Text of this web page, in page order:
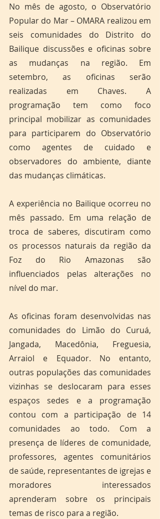
No mês de agosto, o Observatório
Popular do Mar – OMARA realizou em
seis comunidades do Distrito do
Bailique discussões e oficinas sobre
as mudanças na região. Em
setembro, as oficinas serão
realizadas em Chaves. A
programação tem como foco
principal mobilizar as comunidades
para participarem do Observatório
como agentes de cuidado e
observadores do ambiente, diante
das mudanças climáticas.
A experiência no Bailique ocorreu no
mês passado. Em uma relação de
troca de saberes, discutiram como
os processos naturais da região da
Foz do Rio Amazonas são
influenciados pelas alterações no
nível do mar.
As oficinas foram desenvolvidas nas
comunidades do Limão do Curuá,
Jangada, Macedônia, Freguesia,
Arraiol e Equador. No entanto,
outras populações das comunidades
vizinhas se deslocaram para esses
espaços sedes e a programação
contou com a participação de 14
comunidades ao todo. Com a
presença de líderes de comunidade,
professores, agentes comunitários
de saúde, representantes de igrejas e
moradores interessados
aprenderam sobre os principais
temas de risco para a região.